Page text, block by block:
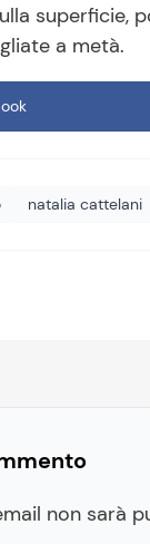
superficie,
a metà.
natalia cattelani
non sarà